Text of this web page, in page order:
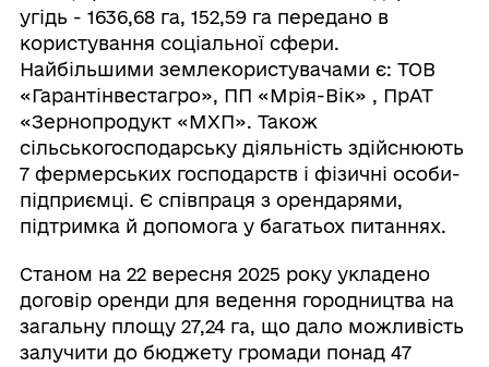
угідь - 1636,68 га, 152,59 га передано в
користування соціальної сфери.
Найбільшими землекористувачами є: ТОВ
«Гарантінвестагро», ПП «Мрія-Вік» , ПрАТ
«Зернопродукт «МХП». Також
сільськогосподарську діяльність здійснюють
7 фермерських господарств і фізичні особи-
підприємці. Є співпраця з орендарями,
підтримка й допомога у багатьох питаннях.
Станом на 22 вересня 2025 року укладено
договір оренди для ведення городництва на
загальну площу 27,24 га, що дало можливість
залучити до бюджету громади понад 47